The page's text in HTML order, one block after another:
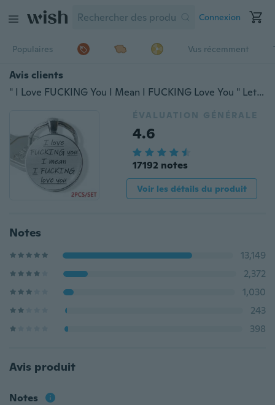
Connexion
Populaires Vus récemment
Avis clients
" I Love FUCKING You I Mean I FUCKING Love You " Lettres Porte-clés Verre Cabochon Couple Porte-clés Couple Bijoux Cadeau 2 Pièces
ÉVALUATION GÉNÉRALE
4.6
17192 notes
Voir les détails du produit
Notes
13,149
2,372
1,030
243
398
Avis produit
Notes